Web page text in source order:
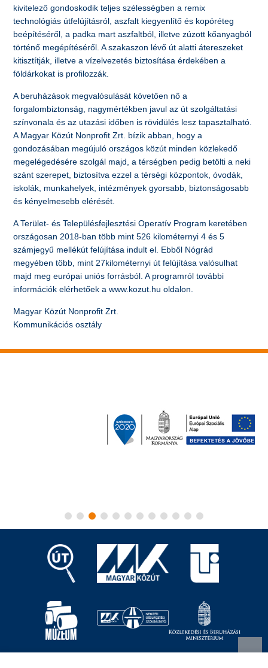
kivitelező gondoskodik teljes szélességben a remix
technológiás útfelújításról, aszfalt kiegyenlítő és kopóréteg
beépítéséről, a padka mart aszfaltból, illetve zúzott kőanyagból
történő megépítéséről. A szakaszon lévő út alatti átereszeket
kitisztítják, illetve a vízelvezetés biztosítása érdekében a
földárkokat is profilozzák.
A beruházások megvalósulását követően nő a
forgalombiztonság, nagymértékben javul az út szolgáltatási
színvonala és az utazási időben is rövidülés lesz tapasztalható.
A Magyar Közút Nonprofit Zrt. bízik abban, hogy a
gondozásában megújuló országos közút minden közlekedő
megelégedésére szolgál majd, a térségben pedig betölti a neki
szánt szerepet, biztosítva ezzel a térségi központok, óvodák,
iskolák, munkahelyek, intézmények gyorsabb, biztonságosabb
és kényelmesebb elérését.
A Terület- és Településfejlesztési Operatív Program keretében
országosan 2018-ban több mint 526 kilométernyi 4 és 5
számjegyű mellékút felújítása indult el. Ebből Nógrád
megyében több, mint 27kilométernyi út felújítása valósulhat
majd meg európai uniós forrásból. A programról további
információk elérhetőek a www.kozut.hu oldalon.
Magyar Közút Nonprofit Zrt.
Kommunikációs osztály